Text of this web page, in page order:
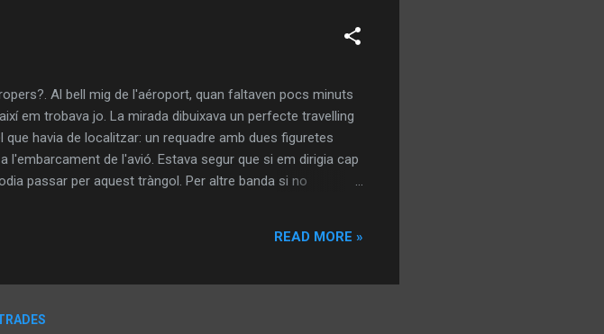
Al bell mig de l'aéroport, quan faltaven pocs minuts
em trobava jo. La mirada dibuixava un perfecte travelling
havia de localitzar: un requadre amb dues figuretes
de l'avió. Estava segur que si em dirigia cap
passar per aquest tràngol. Per altre banda si no
"Cataluuuunya Ràaaadio!. Les notícies de les set: dos
READ MORE »